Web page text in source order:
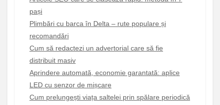
pași
Plimbări cu barca în Delta – rute populare și
recomandări
Cum să redactezi un advertorial care să fie
distribuit masiv
Aprindere automată, economie garantată: aplice
LED cu senzor de mișcare
Cum prelungești viața saltelei prin spălare periodică